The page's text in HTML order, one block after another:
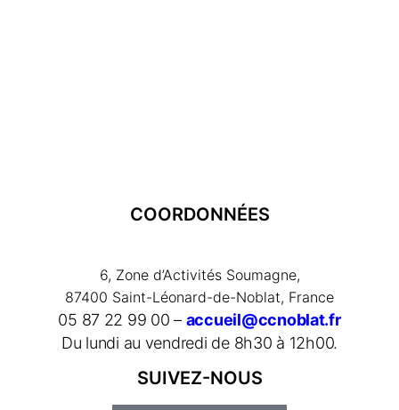
COORDONNÉES
6, Zone d’Activités Soumagne,
87400 Saint-Léonard-de-Noblat, France
05 87 22 99 00 – accueil@ccnoblat.fr
Du lundi au vendredi de 8h30 à 12h00.
SUIVEZ-NOUS